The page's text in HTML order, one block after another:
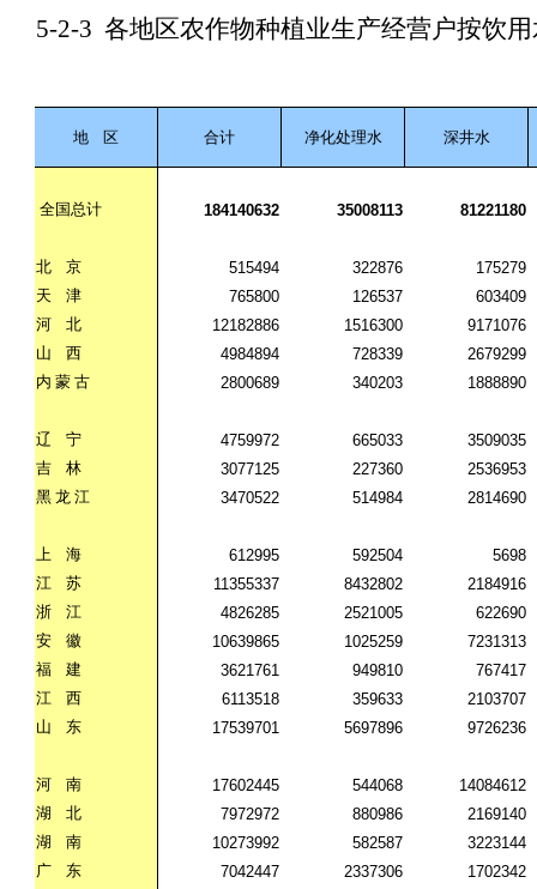
5-2-3 各地区农作物种植业生产经营户按饮
地 区 合计 净化处理水 深井水
全国总计 184140632 35008113 81221180
北 京 515494 322876
175279
天
津 765800 126537
603409
河
北 12182886 1516300
9171076
山
西 4984894 728339
2679299
内 蒙 古 2800689 340203 1888890
辽 宁 4759972 665033
3509035
吉
林 3077125 227360
2536953
黑 龙 江 3470522 514984 2814690
上 海 612995 592504
5698
江
苏 11355337 8432802
2184916
浙
江 4826285 2521005
622690
安
徽 10639865 1025259
7231313
福
建 3621761 949810
767417
江
西 6113518 359633
2103707
山
东 17539701 5697896 9726236
河 南 17602445 544068
14084612
湖
北 7972972 880986
2169140
湖
南 10273992 582587
3223144
广
东 7042447 2337306
1702342